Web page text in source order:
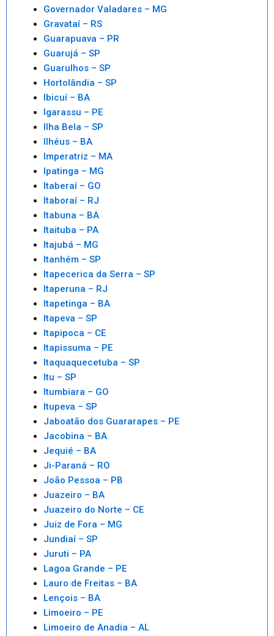
Governador Valadares – MG
Gravataí – RS
Guarapuava – PR
Guarujá – SP
Guarulhos – SP
Hortolândia – SP
Ibicuí – BA
Igarassu – PE
Ilha Bela – SP
Ilhéus – BA
Imperatriz – MA
Ipatinga – MG
Itaberaí – GO
Itaboraí – RJ
Itabuna – BA
Itaituba – PA
Itajubá – MG
Itanhém – SP
Itapecerica da Serra – SP
Itaperuna – RJ
Itapetinga – BA
Itapeva – SP
Itapipoca – CE
Itapissuma – PE
Itaquaquecetuba – SP
Itu – SP
Itumbiara – GO
Itupeva – SP
Jaboatão dos Guararapes – PE
Jacobina – BA
Jequié – BA
Ji-Paraná – RO
João Pessoa – PB
Juazeiro – BA
Juazeiro do Norte – CE
Juiz de Fora – MG
Jundiaí – SP
Juruti – PA
Lagoa Grande – PE
Lauro de Freitas – BA
Lençois – BA
Limoeiro – PE
Limoeiro de Anadia – AL